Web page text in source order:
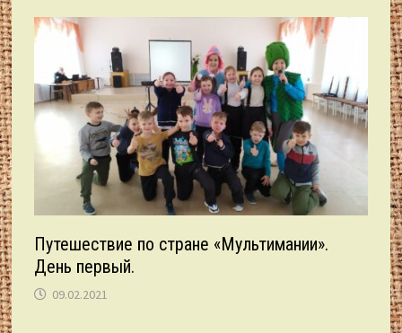
Путешествие по стране «Мультимании».
День первый.
09.02.2021